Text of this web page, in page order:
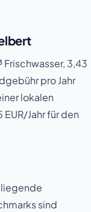
Frischwasser, 3,43
pro Jahr
lokalen
Jahr für den
liegende
sind